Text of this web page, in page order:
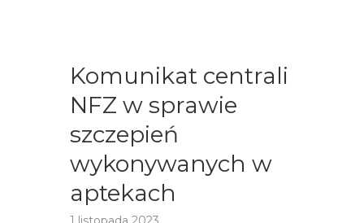
Komunikat centrali
NFZ w sprawie
szczepień
wykonywanych w
aptekach